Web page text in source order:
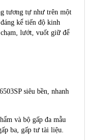
tương tự như trên một
kể tiến độ kinh
chạm, lướt, vuốt giữ để
siêu bền, nhanh
và bộ gấp đa mẫu
ba, gấp tư tài liệu.